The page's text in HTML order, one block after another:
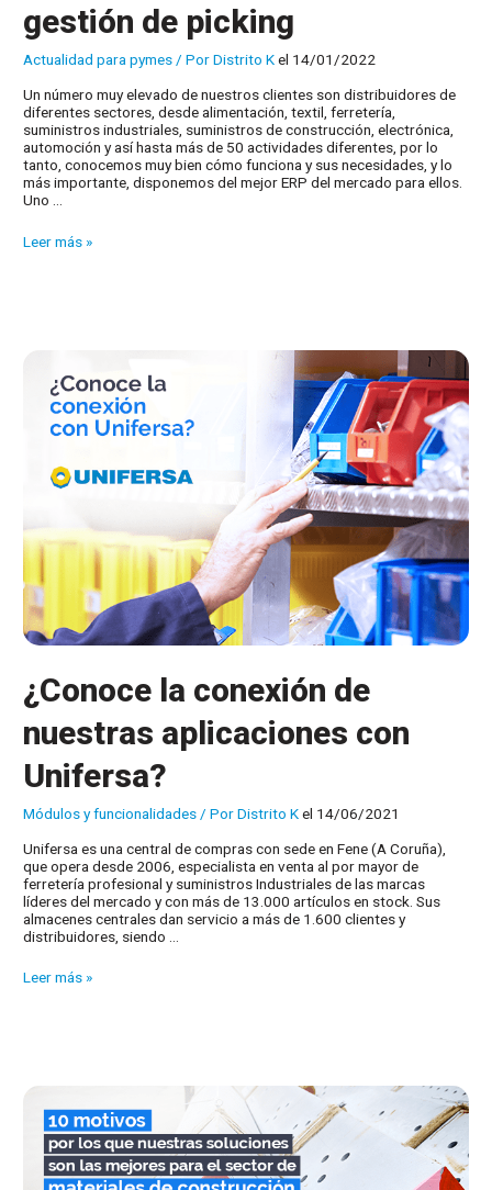
gestión de picking
Actualidad para pymes/ PorDistrito Kel 14/01/2022
Un número muy elevado de nuestros clientes son distribuidores de
diferentes sectores, desde alimentación, textil, ferretería,
suministros industriales, suministros de construcción, electrónica,
automoción y así hasta más de 50 actividades diferentes, por lo
tanto, conocemos muy bien cómo funciona y sus necesidades, y lo
más importante, disponemos del mejor ERP del mercado para ellos.
Uno …
5
Leer más »
¿Conoce la conexión de
nuestras aplicaciones con
Unifersa?
Módulos y funcionalidades / PorDistrito Kel 14/06/2021
Unifersa es una central de compras con sede en Fene (A Coruña),
que opera desde 2006, especialista en venta al por mayor de
ferretería profesional y suministros Industriales de las marcas
líderes del mercado y con más de 13.000 artículos en stock. Sus
almacenes centrales dan servicio a más de 1.600 clientes y
distribuidores, siendo …
¿Conoce
Leer más »